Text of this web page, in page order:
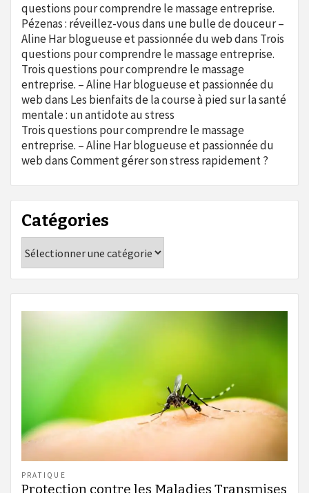
questions pour comprendre le massage entreprise.
Pézenas : réveillez-vous dans une bulle de douceur –
Aline Har blogueuse et passionnée du webdans Trois
questions pour comprendre le massage entreprise.
Trois questions pour comprendre le massage
entreprise. – Aline Har blogueuse et passionnée du
webdans Les bienfaits de la course à pied sur la santé
mentale : un antidote au stress
Trois questions pour comprendre le massage
entreprise. – Aline Har blogueuse et passionnée du
webdansComment gérer son stress rapidement ?
Catégories
PRATIQUE
Protection contre les Maladies Transmises